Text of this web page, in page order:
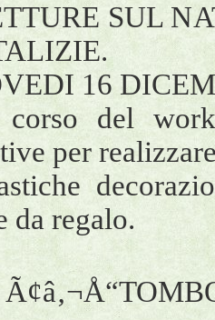
SUL
16
del
per
da regalo.